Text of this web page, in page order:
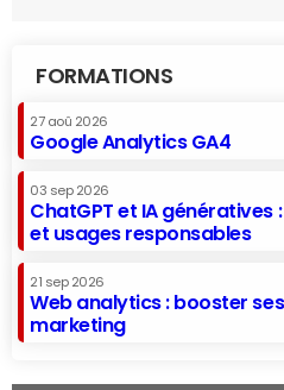
FORMATIONS
27 aoû 2026
Google Analytics GA4
03 sep 2026
ChatGPT et IA génératives
et usages responsables
21 sep 2026
Web analytics : booster
marketing